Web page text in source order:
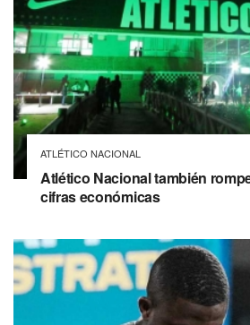
ATLÉTICO NACIONAL
Atlético Nacional también
cifras económicas